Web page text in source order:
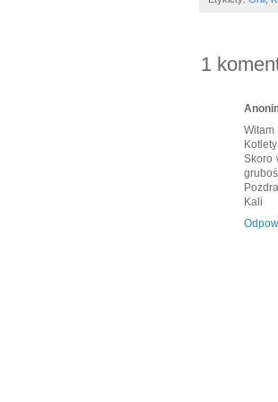
1
Witam
Skoro
Kali